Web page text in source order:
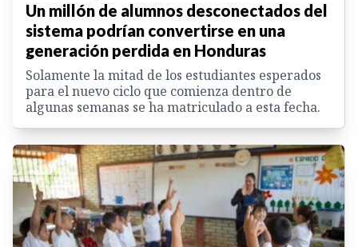
Un millón de alumnos desconectados del
sistema podrían convertirse en una
generación perdida en Honduras
Solamente la mitad de los estudiantes esperados
para el nuevo ciclo que comienza dentro de
algunas semanas se ha matriculado a esta fecha.